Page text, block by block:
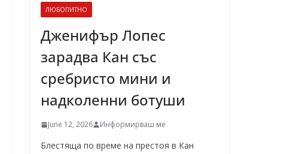
ЛЮБОПИТНО
Дженифър Лопес
зарадва Кан със
сребристо мини и
надколенни ботуши
June 12, 2026 Информирваш ме
Блестяща по време на престоя в Кан